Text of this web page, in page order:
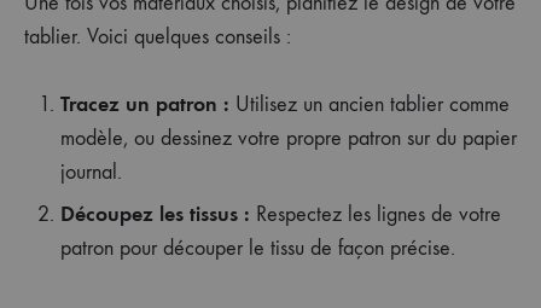
tablier. Voici quelques conseils :
Tracez un patron : Utilisez un ancien tablier comme
modèle, ou dessinez votre propre patron sur du papier
journal.
Découpez les tissus : Respectez les lignes de votre
patron pour découper le tissu de façon précise.